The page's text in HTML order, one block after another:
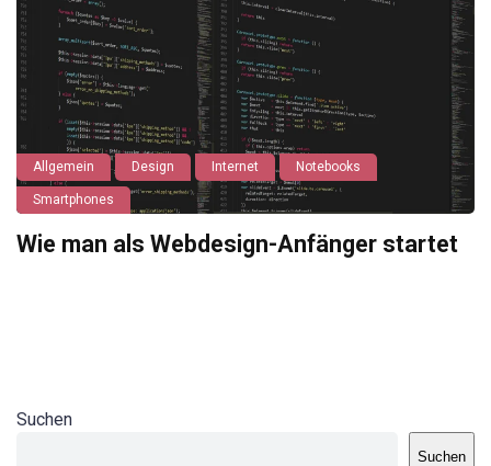
Allgemein Design Internet Notebooks
Smartphones
Wie man als Webdesign-Anfänger startet
Suchen
Suchen